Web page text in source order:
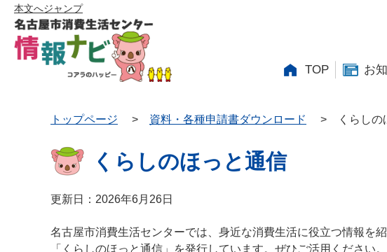
本文へジャンプ
TOP お
トップページ > 資料・各種申請書ダウンロード > くらし
くらしのほっと通信
更新日：2026年6月26日
名古屋市消費生活センターでは、身近な消費生活に役立つ情報を
「くらしのほっと通信」を発行しています。ぜひご活用ください。